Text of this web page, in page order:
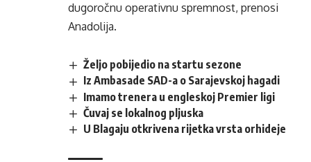
dugoročnu operativnu spremnost, prenosi
Anadolija.
Željo pobijedio na startu sezone
Iz Ambasade SAD-a o Sarajevskoj hagadi
Imamo trenera u engleskoj Premier ligi
Čuvaj se lokalnog pljuska
U Blagaju otkrivena rijetka vrsta orhideje